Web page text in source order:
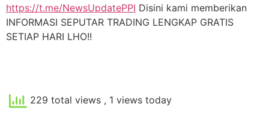
https://t.me/NewsUpdatePPI Disini kami memberikan
INFORMASI SEPUTAR TRADING LENGKAP GRATIS
SETIAP HARI LHO!!
229 total views , 1 views today